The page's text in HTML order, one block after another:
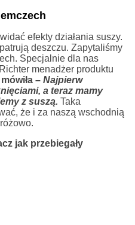
efekty działania suszy.
deszczu. Zapytaliśmy
Specjalnie dla nas
menadżer produktu
– Najpierw
a teraz mamy
z suszą. Taka
że i za naszą wschodnią
jak przebiegały